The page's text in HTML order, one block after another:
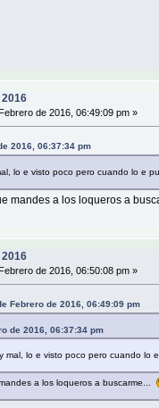
de 2016, 06:49:09 pm »
2016, 06:37:34 pm
lo e visto poco pero cuando lo e
mandes a los loqueros a
2016
de 2016, 06:50:08 pm »
Febrero de 2016, 06:49:09 pm
de 2016, 06:37:34 pm
mal, lo e visto poco pero cuando lo
a los loqueros a buscarme...